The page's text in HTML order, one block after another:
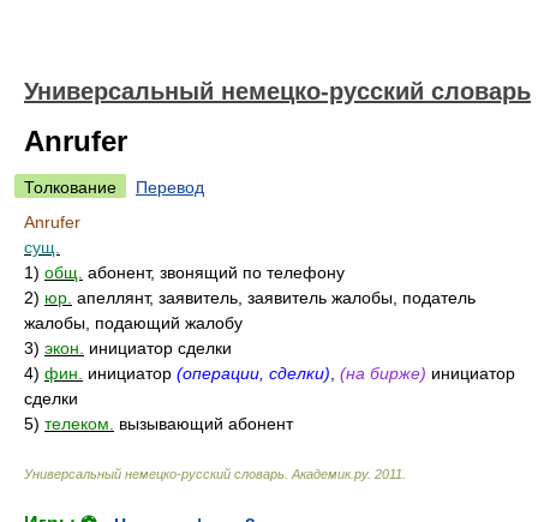
Универсальный немецко-русский словарь
Anrufer
Толкование
Перевод
Anrufer
сущ.
1) общ. абонент, звонящий по телефону
2) юр. апеллянт, заявитель, заявитель жалобы, податель
жалобы, подающий жалобу
3) экон.
инициатор сделки
4) фин. инициатор (операции, сделки) (на бирже) инициатор
сделки
5) телеком. вызывающий абонент
Универсальный немецко-русский словарь Академик.ру. 2011